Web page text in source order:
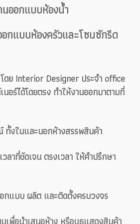
นออกแบบห้องน้ำ
กแบบห้องครัวและโซนซักรีด
ดย Interior Designer ประจำ office
อร์ได้โดยตรง ทำให้งานออกมาตามที่
ทั้งในและนอกห้างสรรพสินค้า
วลาที่ชัดเจน ตรงเวลา ให้คำปรึกษา
อกแบบ ผลิต และติดตั้งครบวงจร
เพื่อนำเสนอห้าง หรือบูธแสดงสินค้า